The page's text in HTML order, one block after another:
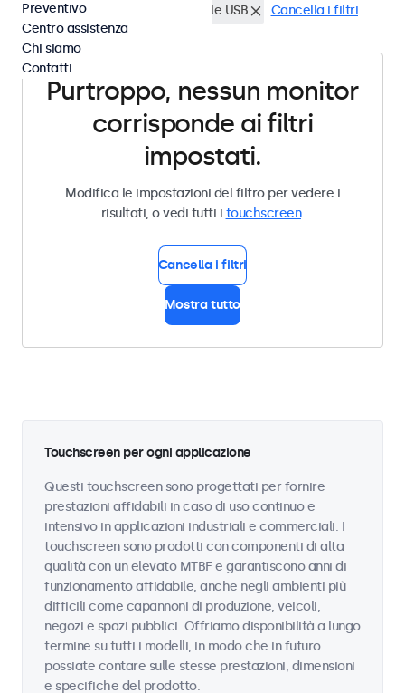
BNC (SDI) Lettore multimediale USB Cancella i filtri
Purtroppo, nessun monitor
corrisponde ai filtri
impostati.
Modifica le impostazioni del filtro per vedere i
risultati, o vedi tutti i touchscreen.
Cancella i filtri
Mostra tutto
Touchscreen per ogni applicazione
Questi touchscreen sono progettati per fornire
prestazioni affidabili in caso di uso continuo e
intensivo in applicazioni industriali e commerciali. I
touchscreen sono prodotti con componenti di alta
qualità con un elevato MTBF e garantiscono anni di
funzionamento affidabile, anche negli ambienti più
difficili come capannoni di produzione, veicoli,
negozi e spazi pubblici. Offriamo disponibilità a lungo
termine su tutti i modelli, in modo che in futuro
possiate contare sulle stesse prestazioni, dimensioni
e specifiche del prodotto.
Preventivo
Centro assistenza
Chi siamo
Contatti